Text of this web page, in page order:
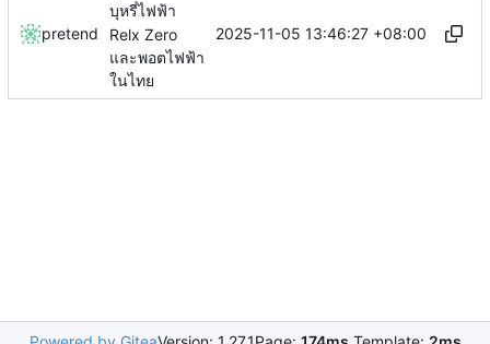
pretend
บุหรี่ไฟฟ้า
Relx Zero
และพอตไฟฟ้า
ในไทย
2025-11-05 13:46:27 +08:00